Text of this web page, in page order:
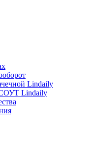
Lindaily
СОУТ Lindaily